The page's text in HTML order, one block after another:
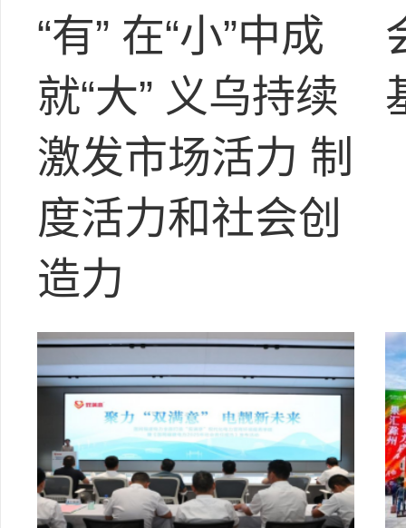
“有” 在“小”中成
就“大” 义乌持续
激发市场活力 制
度活力和社会创
造力